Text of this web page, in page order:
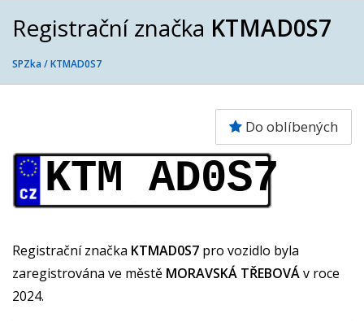
Registrační značka KTMAD0S7
SPZka /KTMAD0S7
Do oblíbených
KTM AD0S7
Registrační značka KTMAD0S7 pro vozidlo byla
zaregistrována ve městě MORAVSKÁ TŘEBOVÁv roce
2024.